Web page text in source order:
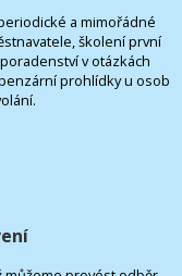
a mimořádné
školení první
v otázkách
prohlídky u osob